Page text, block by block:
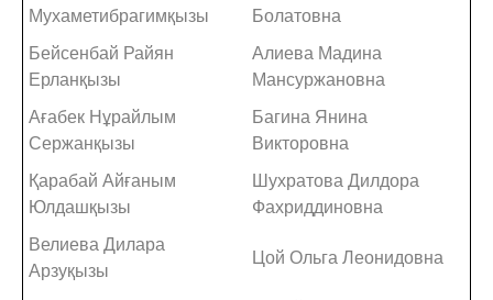
Мухаметибрагимқызы
Болатовна
Бейсенбай Райян
Ерланқызы
Алиева Мадина
Мансуржановна
Ағабек Нұрайлым
Сержанқызы
Багина Янина
Викторовна
Қарабай Айғаным
Юлдашқызы
Шухратова Дилдора
Фахриддиновна
Велиева Дилара
Арзуқызы
Цой Ольга Леонидовна